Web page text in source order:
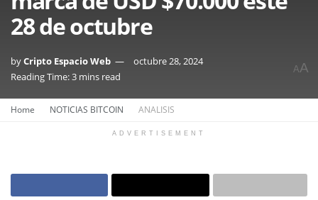
28 de octubre
byCripto Espacio Web
octubre 28, 2024
Reading Time: 3 mins read
AA
Home NOTICIAS BITCOIN ANALISIS
ADVERTISEMENT